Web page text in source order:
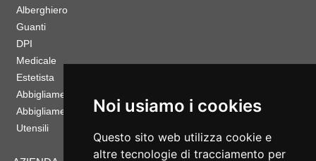
Noi usiamo i cookies
Questo sito web utilizza cookie e
altre tecnologie di tracciamento per
Alberghiero
Guanti
DPI
Medicale
Estetista
Abbigliamento Sportivo
Abbigliamento Bambino
Utensili